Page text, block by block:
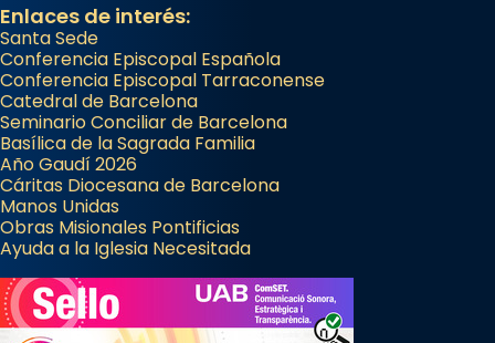
Enlaces de interés:
Santa Sede
Conferencia Episcopal Española
Conferencia Episcopal Tarraconense
Catedral de Barcelona
Seminario Conciliar de Barcelona
Basílica de la Sagrada Familia
Año Gaudí 2026
Cáritas Diocesana de Barcelona
Manos Unidas
Obras Misionales Pontificias
Ayuda a la Iglesia Necesitada